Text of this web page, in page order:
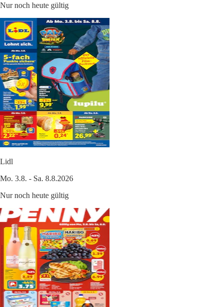
Nur noch heute gültig
Lidl
Mo. 3.8. - Sa. 8.8.2026
Nur noch heute gültig